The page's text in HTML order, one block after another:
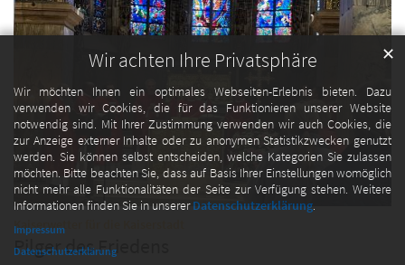
Wir achten Ihre Privatsphäre
Wir möchten Ihnen ein optimales Webseiten-Erlebnis bieten. Dazu
verwenden wir Cookies, die für das Funktionieren unserer Website
notwendig sind. Mit Ihrer Zustimmung verwenden wir auch Cookies, die
zur Anzeige externer Inhalte oder zu anonymen Statistikzwecken genutzt
werden. Sie können selbst entscheiden, welche Kategorien Sie zulassen
möchten. Bitte beachten Sie, dass auf Basis Ihrer Einstellungen womöglich
nicht mehr alle Funktionalitäten der Seite zur Verfügung stehen. Weitere
Informationen finden Sie in unsererDatenschutzerklärung.
✕
Impressum
Datenschutzerklärung
Kaiserwetter für die Kaiserstadt
Pilger des Friedens